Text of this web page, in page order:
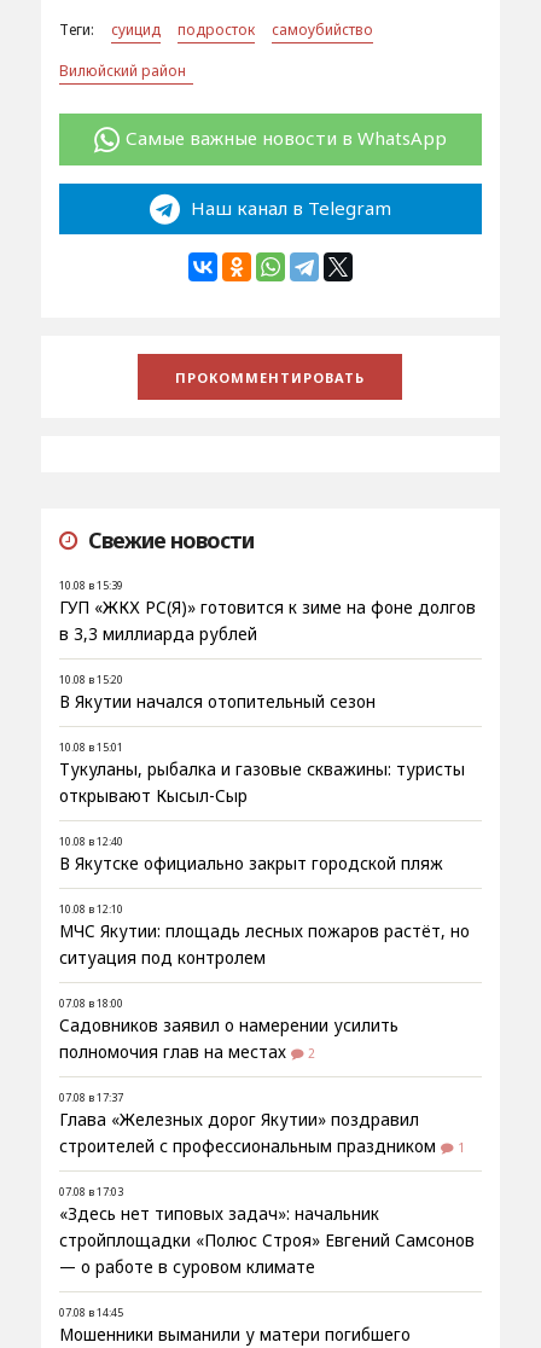
Теги: суицид подросток
самоубийство
Вилюйский район
Самые важные новости в WhatsApp
Наш канал в Telegram
Свежие новости
10.08 в 15:39
ГУП «ЖКХ РС(Я)» готовится к зиме на фоне долгов
в 3,3 миллиарда рублей
10.08 в 15:20
В Якутии начался отопительный сезон
10.08 в 15:01
Тукуланы, рыбалка и газовые скважины: туристы
открывают Кысыл-Сыр
10.08 в 12:40
В Якутске официально закрыт городской пляж
10.08 в 12:10
МЧС Якутии: площадь лесных пожаров растёт, но
ситуация под контролем
07.08 в 18:00
Садовников заявил о намерении усилить
полномочия глав на местах
2
07.08 в 17:37
Глава «Железных дорог Якутии» поздравил
строителей с профессиональным праздником
1
07.08 в 17:03
«Здесь нет типовых задач»: начальник
стройплощадки «Полюс Строя» Евгений Самсонов
— о работе в суровом климате
07.08 в 14:45
Мошенники выманили у матери погибшего